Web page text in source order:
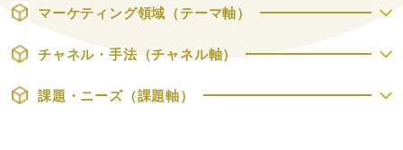
マーケティング領域（テーマ軸）
チャネル・手法（チャネル軸）
課題・ニーズ（課題軸）